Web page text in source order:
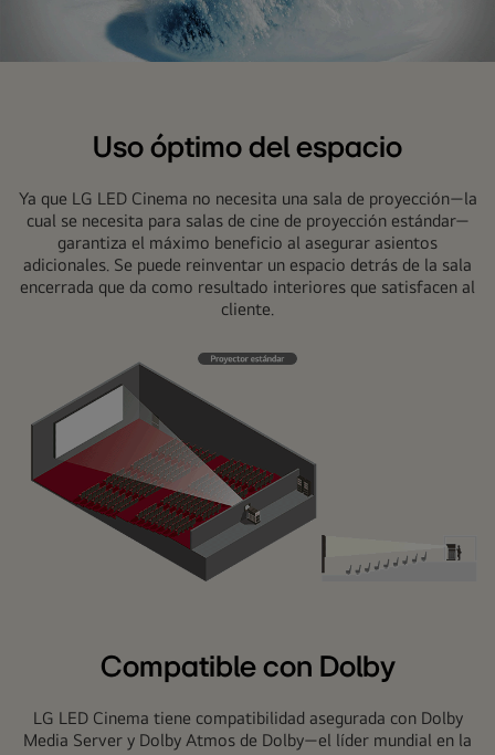
Uso óptimo del espacio
Ya que LG LED Cinema no necesita una sala de proyección—la
cual se necesita para salas de cine de proyección estándar—
garantiza el máximo beneficio al asegurar asientos
adicionales. Se puede reinventar un espacio detrás de la sala
encerrada que da como resultado interiores que satisfacen al
cliente.
Compatible con Dolby
LG LED Cinema tiene compatibilidad asegurada con Dolby
Media Server y Dolby Atmos de Dolby―el líder mundial en la